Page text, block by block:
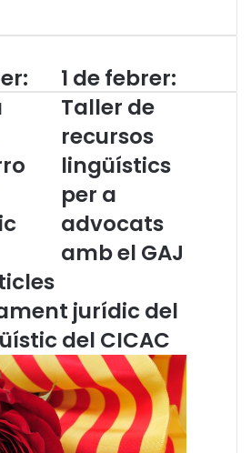
1
d
f
r
e
r
T
l
l
e
r
d
e
r
e
1 de febrer:
Taller de
recursos
lingüístics
per a
advocats
amb el GAJ
jurídic del
del CICAC